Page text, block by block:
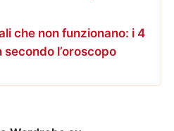
che non funzionano: i 4
l’oroscopo